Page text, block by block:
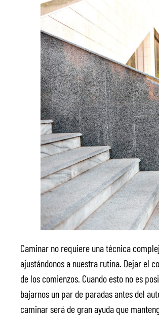
Caminar no requiere una técnica
ajustándonos a nuestra rutina. Dejar el
de los comienzos. Cuando esto no es
bajarnos un par de paradas antes del
caminar será de gran ayuda que